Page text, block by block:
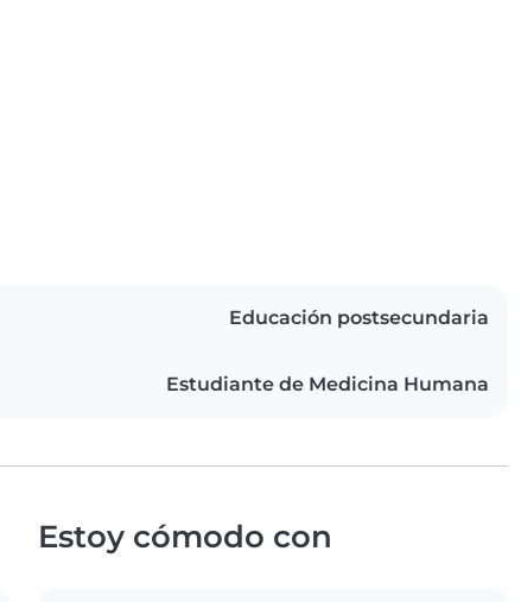
Educación postsecundaria
Estudiante de Medicina Humana
Estoy cómodo con